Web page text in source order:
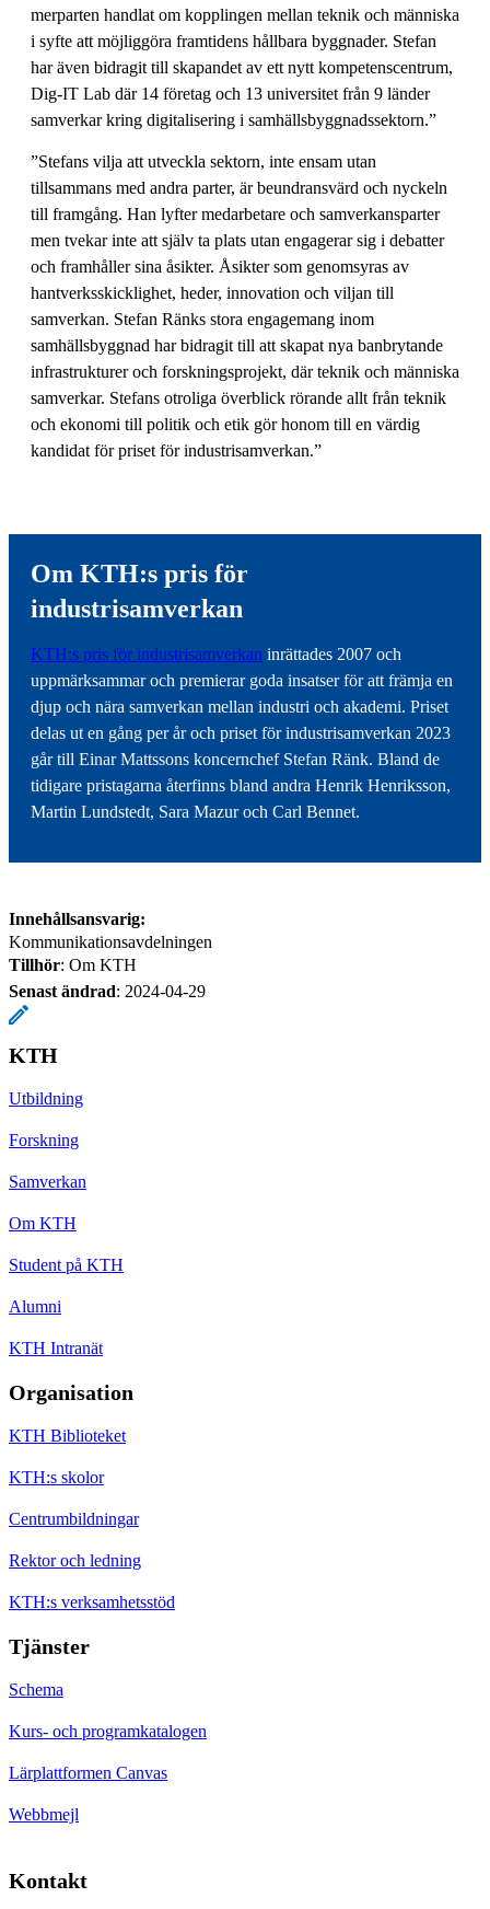
merparten handlat om kopplingen mellan teknik och människa
i syfte att möjliggöra framtidens hållbara byggnader. Stefan
har även bidragit till skapandet av ett nytt kompetenscentrum,
Dig-IT Lab där 14 företag och 13 universitet från 9 länder
samverkar kring digitalisering i samhällsbyggnadssektorn.”
”Stefans vilja att utveckla sektorn, inte ensam utan
tillsammans med andra parter, är beundransvärd och nyckeln
till framgång. Han lyfter medarbetare och samverkansparter
men tvekar inte att själv ta plats utan engagerar sig i debatter
och framhåller sina åsikter. Åsikter som genomsyras av
hantverksskicklighet, heder, innovation och viljan till
samverkan. Stefan Ränks stora engagemang inom
samhällsbyggnad har bidragit till att skapat nya banbrytande
infrastrukturer och forskningsprojekt, där teknik och människa
samverkar. Stefans otroliga överblick rörande allt från teknik
och ekonomi till politik och etik gör honom till en värdig
kandidat för priset för industrisamverkan.”
Om KTH:s pris för
industrisamverkan
KTH:s pris för industrisamverkan inrättades 2007 och
uppmärksammar och premierar goda insatser för att främja en
djup och nära samverkan mellan industri och akademi. Priset
delas ut en gång per år och priset för industrisamverkan 2023
går till Einar Mattssons koncernchef Stefan Ränk. Bland de
tidigare pristagarna återfinns bland andra Henrik Henriksson,
Martin Lundstedt, Sara Mazur och Carl Bennet.
Innehållsansvarig:
Kommunikationsavdelningen
Tillhör: Om KTH
Senast ändrad: 2024-04-29
KTH
Utbildning
Forskning
Samverkan
Om KTH
Student på KTH
Alumni
KTH Intranät
Organisation
KTH Biblioteket
KTH:s skolor
Centrumbildningar
Rektor och ledning
KTH:s verksamhetsstöd
Tjänster
Schema
Kurs- och programkatalogen
Lärplattformen Canvas
Webbmejl
Kontakt